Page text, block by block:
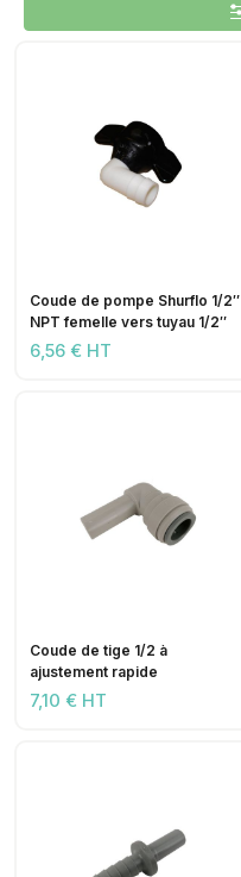
Coude de pompe Shurflo 1/2″
NPT femelle vers tuyau 1/2″
6,56 € HT
Coude de tige 1/2 à
ajustement rapide
7,10 € HT